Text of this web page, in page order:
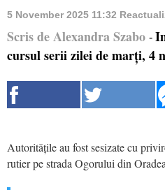
5 November 2025 11:32
Scris de Alexandra Szabo -
cursul serii zilei de marți, 4
Autoritățile au fost sesizate cu
rutier pe strada Ogorului din